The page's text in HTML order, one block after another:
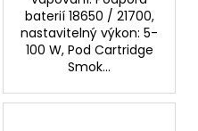
baterií 18650 / 21700,
nastavitelný výkon: 5-
100 W, Pod Cartridge
Smok...